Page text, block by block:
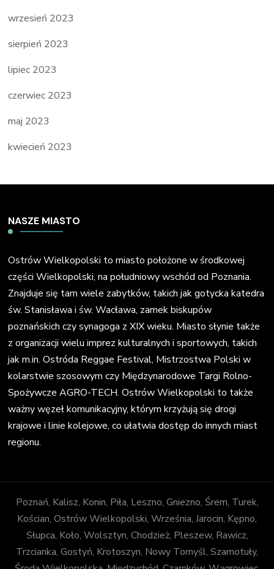
wrzesień 2023
sierpień 2023
lipiec 2023
czerwiec 2023
maj 2023
kwiecień 2023
NASZE MIASTO
Ostrów Wielkopolski to miasto położone w środkowej
części Wielkopolski, na południowy wschód od Poznania.
Znajduje się tam wiele zabytków, takich jak gotycka katedra
św. Stanisława i św. Wacława, zamek biskupów
poznańskich czy synagoga z XIX wieku. Miasto słynie także
z organizacji wielu imprez kulturalnych i sportowych, takich
jak m.in. Ostróda Reggae Festival, Mistrzostwa Polski w
kolarstwie szosowym czy Międzynarodowe Targi Rolno-
Spożywcze AGRO-TECH. Ostrów Wielkopolski to także
ważny węzeł komunikacyjny, którym krzyżują się drogi
krajowe i linie kolejowe, co ułatwia dostęp do innych miast
regionu.
Poznań, Kalisz, Konin, Piła, Leszno, Gniezno, Śrem, Turek,
Kościan, Ostrów Wielkopolski, Września, Jarocin, Kępno,
Słupca, Koło, Wolsztyn, Chodzież, Pleszew, Rawicz,
Trzcianka, Gostyń, Krotoszyn, Nowy Tomyśl, Szamotuły,